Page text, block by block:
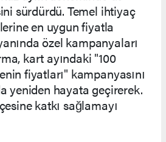
sürdürdü. Temel ihtiyaç
en uygun fiyatla
özel kampanyaları
kart ayındaki "100
fiyatları" kampanyasını
yeniden hayata geçirerek.
katkı sağlamayı